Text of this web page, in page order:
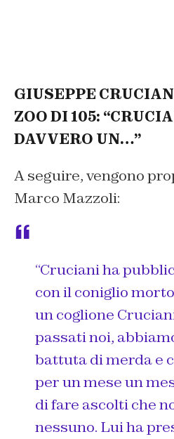
GIUSEPPE
ZOO DI 105:
DAVVERO UN…”
A seguire, vengono
Marco Mazzoli:
“Cruciani ha
con il coniglio
un coglione
passati noi,
battuta di merda e
per un mese un
di fare ascolti che
nessuno. Lui ha